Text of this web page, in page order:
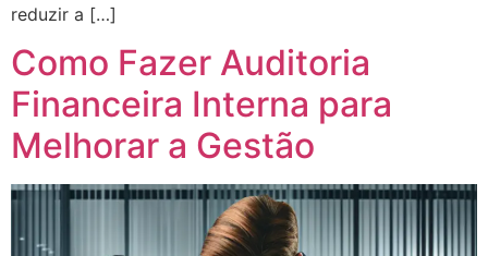
reduzir a […]
Como Fazer Auditoria
Financeira Interna para
Melhorar a Gestão